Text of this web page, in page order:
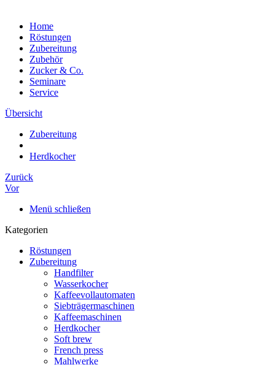
Home
Röstungen
Zubereitung
Zubehör
Zucker & Co.
Seminare
Service
Übersicht
Zubereitung
Herdkocher
Zurück
Vor
Menü schließen
Kategorien
Röstungen
Zubereitung
Handfilter
Wasserkocher
Kaffeevollautomaten
Siebträgermaschinen
Kaffeemaschinen
Herdkocher
Soft brew
French press
Mahlwerke